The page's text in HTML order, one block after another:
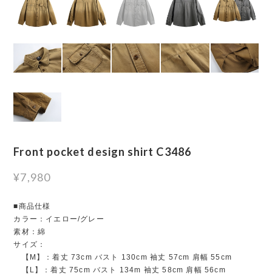
Front pocket design shirt C3486
¥7,980
■商品仕様
カラー：イエロー/グレー
素材：綿
サイズ：
【M】：着丈 73cm バスト 130cm 袖丈 57cm 肩幅 55cm
【L】：着丈 75cm バスト 134m 袖丈 58cm 肩幅 56cm